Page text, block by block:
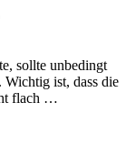
sollte unbedingt
Wichtig ist, dass die
flach …